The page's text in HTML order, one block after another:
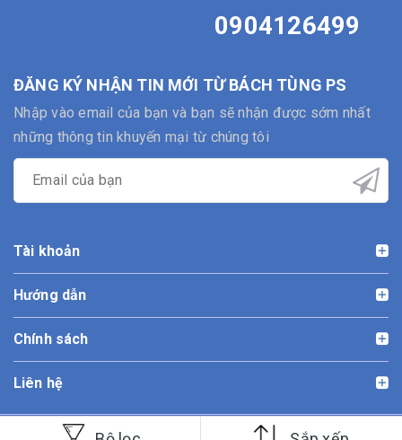
0904126499
ĐĂNG KÝ NHẬN TIN MỚI TỪ BÁCH TÙNG PS
Nhập vào email của bạn và bạn sẽ nhận được sớm nhất
những thông tin khuyến mại từ chúng tôi
Tài khoản
Hướng dẫn
Chính sách
Liên hệ
Bản quyền thuộc về Bách Tùng PS | Cung cấp bởiSapo